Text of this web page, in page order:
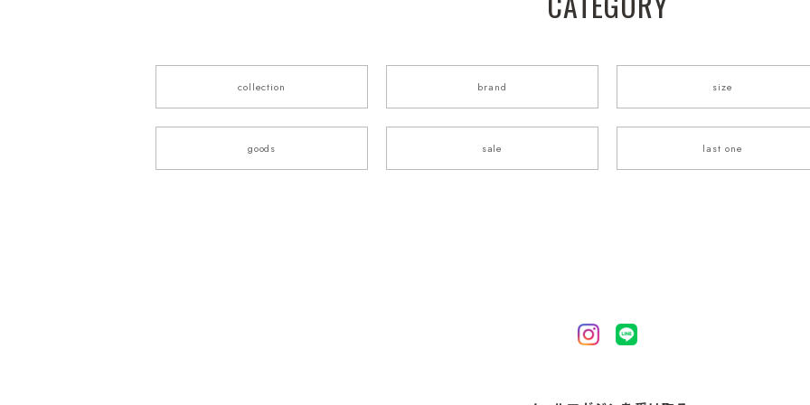
collection brand size
goods sale last one